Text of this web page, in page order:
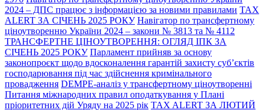
2024 – ДПС працює з інформацією за новими правилами TAX
ALERT ЗА СІЧЕНЬ 2025 РОКУ Навігатор по трансфертному
ціноутворенню України 2024 – закони № 3813 та № 4112
ТРАНСФЕРТНЕ ЦІНОУТВОРЕННЯ: ОГЛЯД ІПК ЗА
СІЧЕНЬ 2025 РОКУ Парламент прийняв за основу
законопроєкт щодо вдосконалення гарантій захисту суб’єктів
господарювання під час здійснення кримінального
провадження DEMPE-аналіз у трансфертному ціноутворенні
Питання міжнародних правил оподаткування у Плані
пріоритетних дій Уряду на 2025 рік TAX ALERT ЗА ЛЮТИЙ